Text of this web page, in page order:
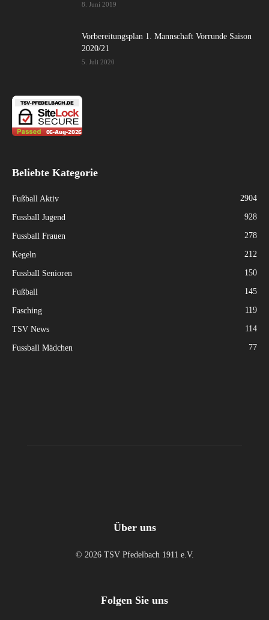
8. Juni 2019
Vorbereitungsplan 1. Mannschaft Vorrunde Saison
2020/21
5. Juli 2020
Beliebte Kategorie
Fußball Aktiv 2904
Fussball Jugend 928
Fussball Frauen 278
Kegeln 212
Fussball Senioren 150
Fußball 145
Fasching 119
TSV News 114
Fussball Mädchen 77
Über uns
© 2026 TSV Pfedelbach 1911 e.V.
Folgen Sie uns